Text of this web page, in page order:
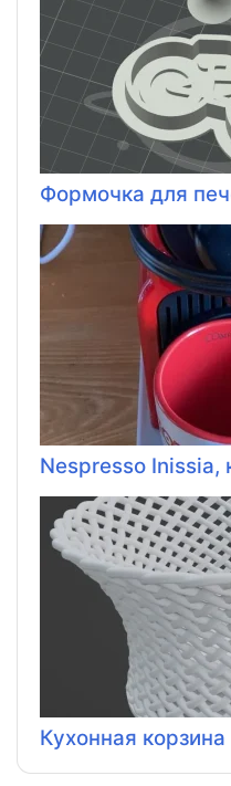
Формочка для
Nespresso Inissia,
Кухонная корзина